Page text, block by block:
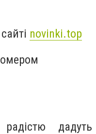
novinki.top
дадуть